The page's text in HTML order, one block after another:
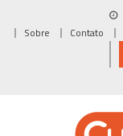
Sobre
Contato